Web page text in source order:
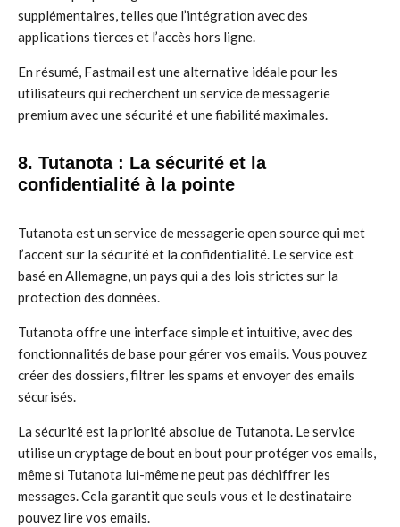
supplémentaires, telles que l’intégration avec des
applications tierces et l’accès hors ligne.
En résumé, Fastmail est une alternative idéale pour les
utilisateurs qui recherchent un service de messagerie
premium avec une sécurité et une fiabilité maximales.
8. Tutanota : La sécurité et la
confidentialité à la pointe
Tutanota est un service de messagerie open source qui met
l’accent sur la sécurité et la confidentialité. Le service est
basé en Allemagne, un pays qui a des lois strictes sur la
protection des données.
Tutanota offre une interface simple et intuitive, avec des
fonctionnalités de base pour gérer vos emails. Vous pouvez
créer des dossiers, filtrer les spams et envoyer des emails
sécurisés.
La sécurité est la priorité absolue de Tutanota. Le service
utilise un cryptage de bout en bout pour protéger vos emails,
même si Tutanota lui-même ne peut pas déchiffrer les
messages. Cela garantit que seuls vous et le destinataire
pouvez lire vos emails.